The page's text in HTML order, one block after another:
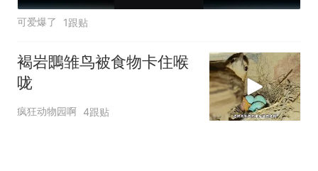
可爱爆了 1跟贴
褐岩䳭雏鸟被食物卡住喉
咙
疯狂动物园啊 4跟贴